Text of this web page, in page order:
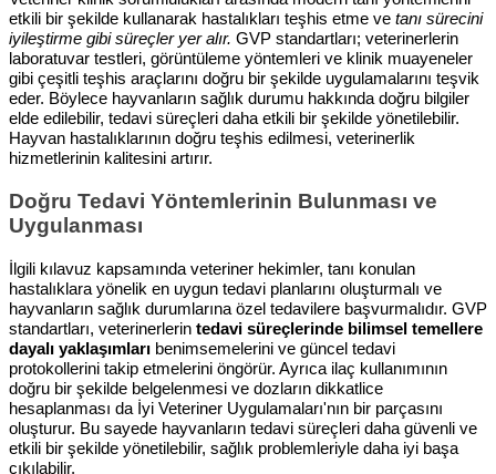
etkili bir şekilde kullanarak hastalıkları teşhis etme ve tanı sürecini
iyileştirme gibi süreçler yer alır. GVP standartları; veterinerlerin
laboratuvar testleri, görüntüleme yöntemleri ve klinik muayeneler
gibi çeşitli teşhis araçlarını doğru bir şekilde uygulamalarını teşvik
eder. Böylece hayvanların sağlık durumu hakkında doğru bilgiler
elde edilebilir, tedavi süreçleri daha etkili bir şekilde yönetilebilir.
Hayvan hastalıklarının doğru teşhis edilmesi, veterinerlik
hizmetlerinin kalitesini artırır.
Doğru Tedavi Yöntemlerinin Bulunması ve
Uygulanması
İlgili kılavuz kapsamında veteriner hekimler, tanı konulan
hastalıklara yönelik en uygun tedavi planlarını oluşturmalı ve
hayvanların sağlık durumlarına özel tedavilere başvurmalıdır. GVP
standartları, veterinerlerin tedavi süreçlerinde bilimsel temellere
dayalı yaklaşımları benimsemelerini ve güncel tedavi
protokollerini takip etmelerini öngörür. Ayrıca ilaç kullanımının
doğru bir şekilde belgelenmesi ve dozların dikkatlice
hesaplanması da İyi Veteriner Uygulamaları'nın bir parçasını
oluşturur. Bu sayede hayvanların tedavi süreçleri daha güvenli ve
etkili bir şekilde yönetilebilir, sağlık problemleriyle daha iyi başa
çıkılabilir.